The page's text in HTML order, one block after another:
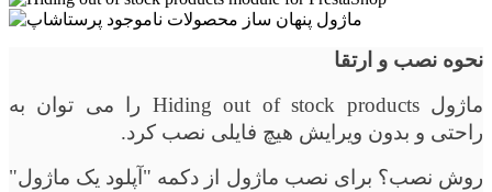
نحوه نصب و ارتقا
ماژولHiding out of stock products را می توان به
راحتی و بدون ویرایش هیچ فایلی نصب کرد.
روش نصب؟ برای نصب ماژول از دکمه "آپلود یک ماژول"